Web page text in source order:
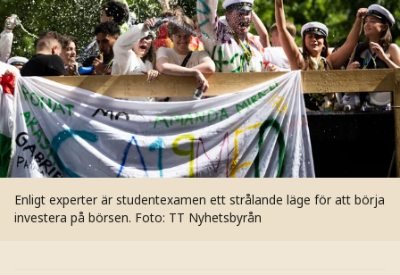
Enligt experter är studentexamen ett strålande läge för att börja
investera på börsen. Foto: TT Nyhetsbyrån